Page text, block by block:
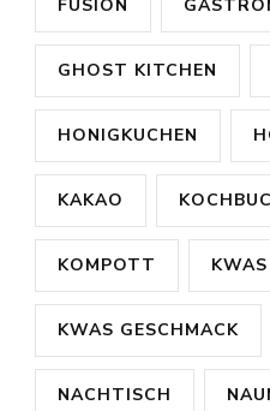
FUSION
GHOST KITCHEN
HONIGKUCHEN
KAKAO
KOMPOTT KWAS
KWAS GESCHMACK
NACHTISCH